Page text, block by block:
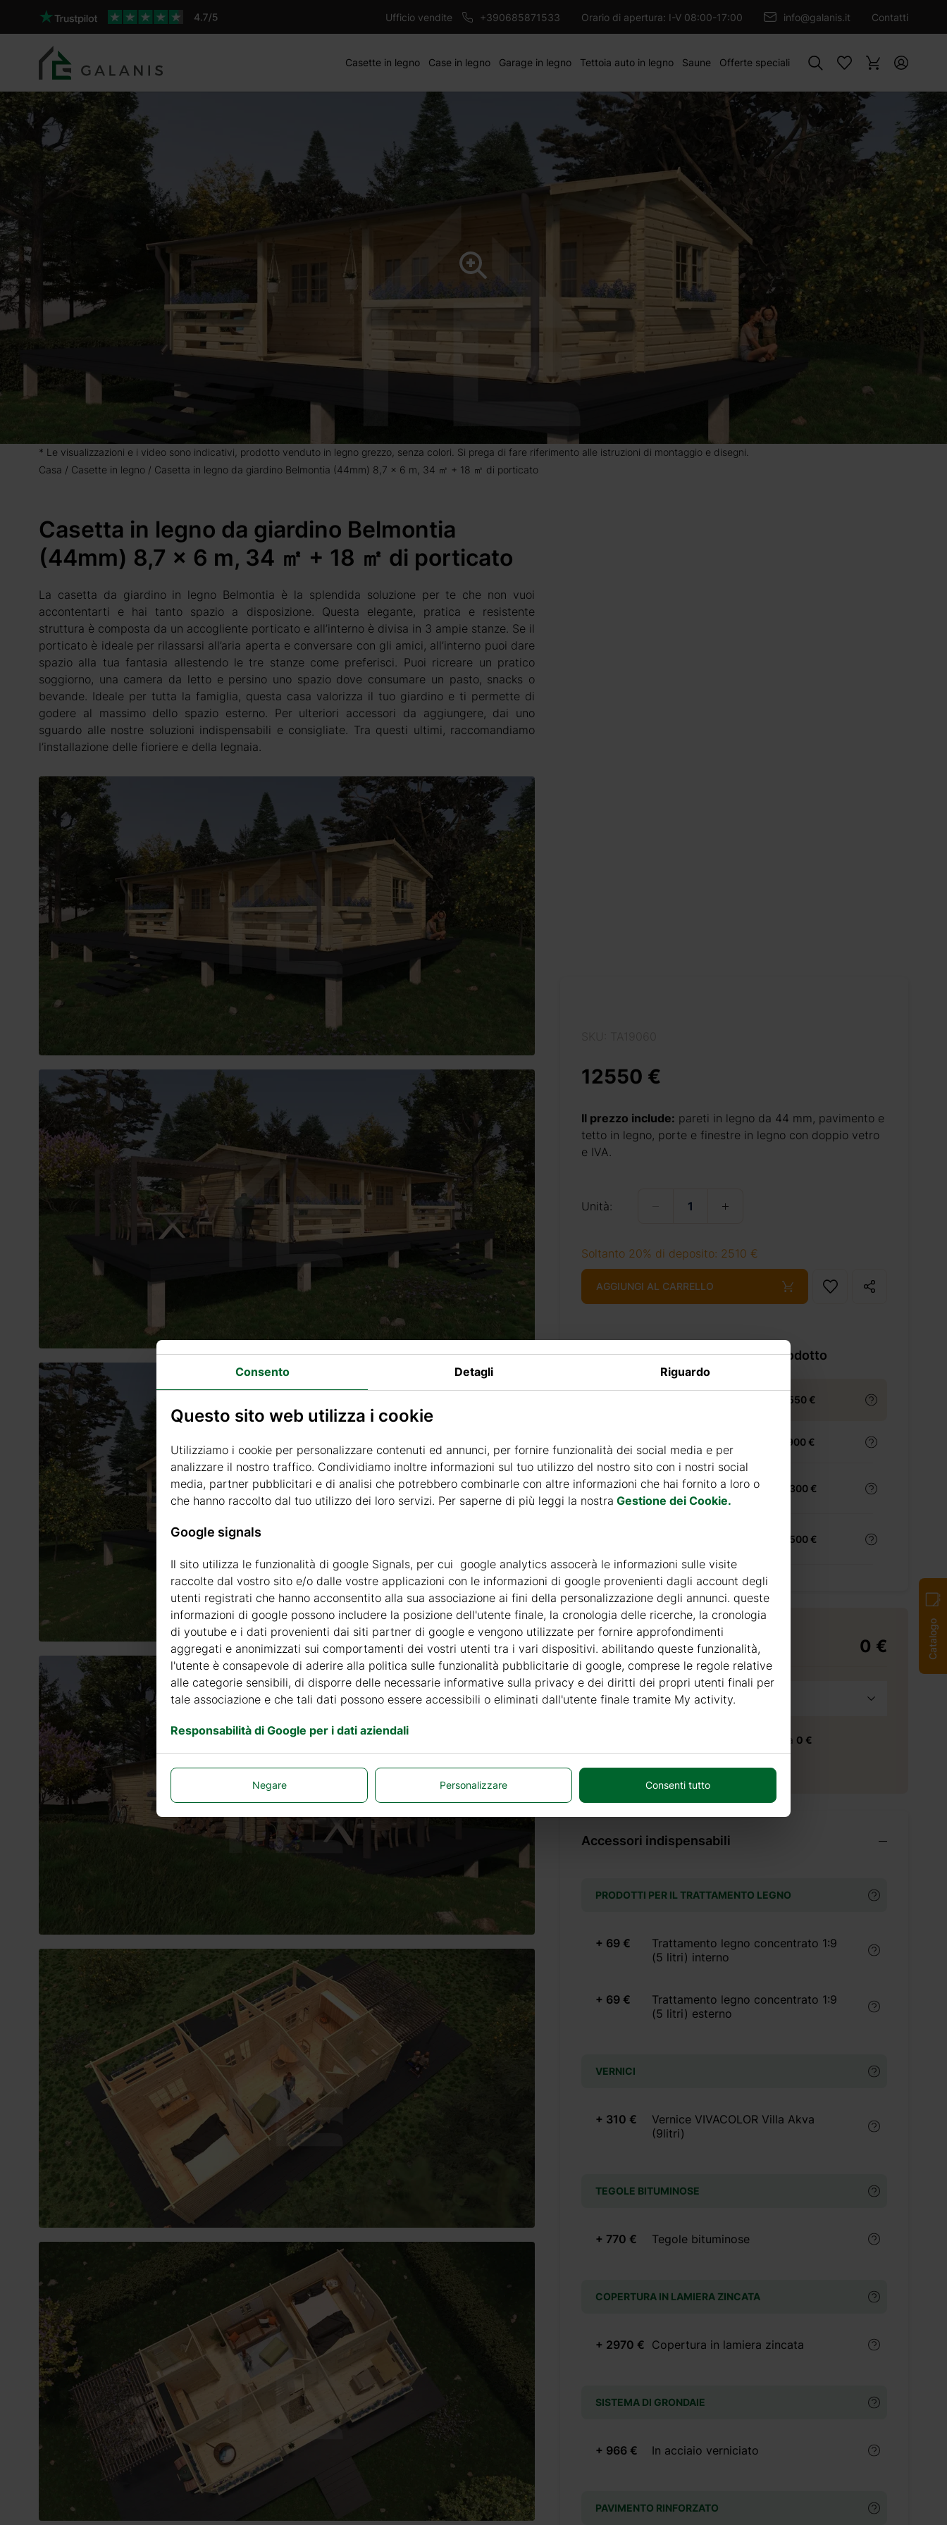
Ufficio vendite +390685871533 Orario di apertura: I-V 08:00-17:00 info@galanis.it
Contatti
Cercare
Casette in legno Case in legno Garage in legno Tettoia auto in legno Saune Offerte speciali
* Le visualizzazioni e i video sono indicativi, prodotto venduto in legno grezzo, senza colori. Si prega di fare riferimento alle istruzioni di montaggio e disegni.
Casa
Casette in legno Casetta in legno da giardino Belmontia (44mm) 8,7 x 6 m, 34 ㎡ + 18 ㎡ di porticato
Casetta in legno da giardino Belmontia
(44mm) 8,7 x 6 m, 34 ㎡ + 18 ㎡ di porticato
La casetta da giardino in legno Belmontia è la splendida soluzione per te che non vuoi
accontentarti e hai tanto spazio a disposizione. Questa elegante, pratica e resistente
struttura è composta da un accogliente porticato e all’interno è divisa in 3 ampie stanze. Se il
porticato è ideale per rilassarsi all’aria aperta e conversare con gli amici, all’interno puoi dare
spazio alla tua fantasia allestendo le tre stanze come preferisci. Puoi ricreare un pratico
soggiorno, una camera da letto e persino uno spazio dove consumare un pasto, snacks o
bevande. Ideale per tutta la famiglia, questa casa valorizza il tuo giardino e ti permette di
godere al massimo dello spazio esterno. Per ulteriori accessori da aggiungere, dai uno
sguardo alle nostre soluzioni indispensabili e consigliate. Tra questi ultimi, raccomandiamo
l’installazione delle fioriere e della legnaia.
12550 €
Il prezzo include: pareti in legno da 44 mm, pavimento e
tetto in legno, porte e finestre in legno con doppio vetro
e IVA.
Unità:
Soltanto 20% di deposito: 2510 €
AGGIUNGI AL CARRELLO
Seleziona le caratteristiche del prodotto
12550 €
17900 €
Belmontia Coibentata SILVER Pareti
da 44+44 mm
23300 €
32500 €
Prezzo di consegna 0 €
Consegna Seleziona provincia
Prezzo di consegna nella provincia selezionata 0 €
Tempi di consegna 70 giorni
Accessori indispensabili
PRODOTTI PER IL TRATTAMENTO LEGNO
+ 69 €
Trattamento legno concentrato 1:9
(5 litri) interno
+ 69 €
Trattamento legno concentrato 1:9
(5 litri) esterno
VERNICI
+ 310 €
Vernice VIVACOLOR Villa Akva
(9litri)
TEGOLE BITUMINOSE
+ 770 € Tegole bituminose
COPERTURA IN LAMIERA ZINCATA
+ 2970 € Copertura in lamiera zincata
SISTEMA DI GRONDAIE
+ 966 € In acciaio verniciato
PAVIMENTO RINFORZATO
Belmontia Pareti da 44 mm
Catalogo
Consento Detagli Riguardo
Questo sito web utilizza i cookie
Utilizziamo i cookie per personalizzare contenuti ed annunci, per fornire funzionalità dei social media e per
analizzare il nostro traffico. Condividiamo inoltre informazioni sul tuo utilizzo del nostro sito con i nostri social
media, partner pubblicitari e di analisi che potrebbero combinarle con altre informazioni che hai fornito a loro o
che hanno raccolto dal tuo utilizzo dei loro servizi. Per saperne di più leggi la nostra Gestione dei Cookie.
Google signals
Il sito utilizza le funzionalità di google Signals, per cui google analytics assocerà le informazioni sulle visite
raccolte dal vostro sito e/o dalle vostre applicazioni con le informazioni di google provenienti dagli account degli
utenti registrati che hanno acconsentito alla sua associazione ai fini della personalizzazione degli annunci. queste
informazioni di google possono includere la posizione dell'utente finale, la cronologia delle ricerche, la cronologia
di youtube e i dati provenienti dai siti partner di google e vengono utilizzate per fornire approfondimenti
aggregati e anonimizzati sui comportamenti dei vostri utenti tra i vari dispositivi. abilitando queste funzionalità,
l'utente è consapevole di aderire alla politica sulle funzionalità pubblicitarie di google, comprese le regole relative
alle categorie sensibili, di disporre delle necessarie informative sulla privacy e dei diritti dei propri utenti finali per
tale associazione e che tali dati possono essere accessibili o eliminati dall'utente finale tramite My activity.
Responsabilità di Google per i dati aziendali
Negare Personalizzare Consenti tutto